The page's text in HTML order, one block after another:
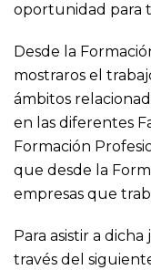
oportunidad para
Desde la
mostraros el
ámbitos
en las diferentes
Formación
que desde la
empresas que
Para asistir a
través del